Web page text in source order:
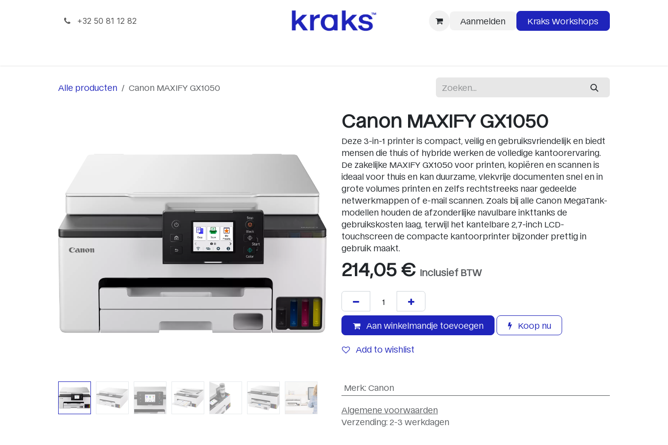
+32 50 81 12 82
Aanmelden Kraks Workshops
Alle producten Canon MAXIFY GX1050
Canon MAXIFY GX1050
Deze 3-in-1 printer is compact, veilig en gebruiksvriendelijk en biedt
mensen die thuis of hybride werken de volledige kantoorervaring.
De zakelijke MAXIFY GX1050 voor printen, kopiëren en scannen is
ideaal voor thuis en kan duurzame, vlekvrije documenten snel en in
grote volumes printen en zelfs rechtstreeks naar gedeelde
netwerkmappen of e-mail scannen. Zoals bij alle Canon MegaTank-
modellen houden de afzonderlijke navulbare inkttanks de
gebruikskosten laag, terwijl het kantelbare 2,7-inch LCD-
touchscreen de compacte kantoorprinter bijzonder prettig in
gebruik maakt.
214,05 € Inclusief BTW
Aan winkelmandje toevoegen Koop nu
Add to wishlist
Merk: Canon
Algemene voorwaarden
Verzending: 2-3 werkdagen